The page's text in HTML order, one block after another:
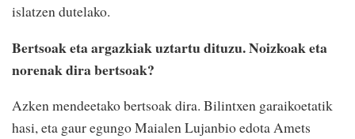
islatzen dutelako.
Bertsoak eta argazkiak uztartu dituzu. Noizkoak eta
norenak dira bertsoak?
Azken mendeetako bertsoak dira. Bilintxen garaikoetatik
hasi, eta gaur egungo Maialen Lujanbio edota Amets